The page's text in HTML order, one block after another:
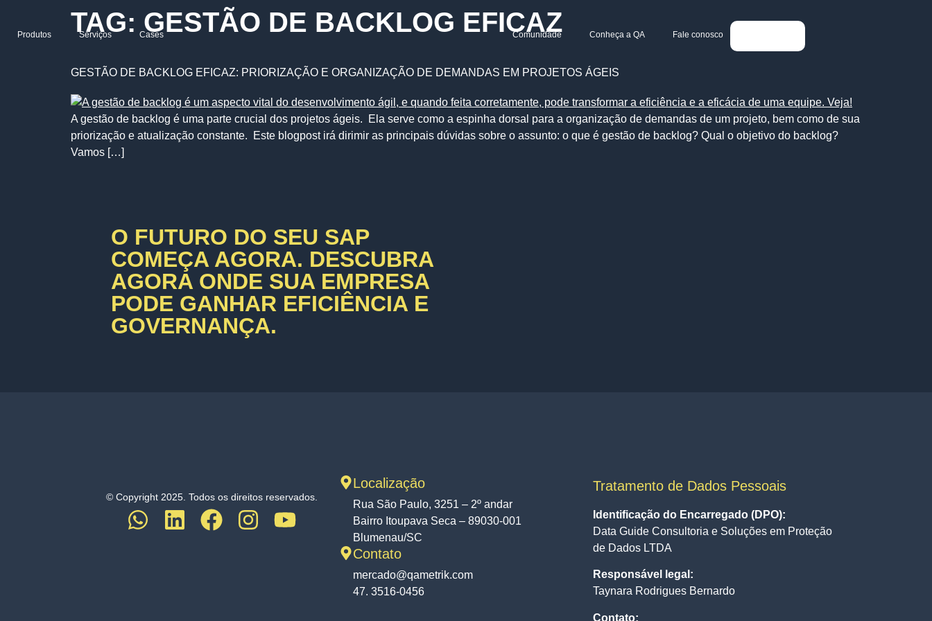
Produtos Serviços Cases Comunidade Conheça a QA Fale conosco
TAG: GESTÃO DE BACKLOG EFICAZ
GESTÃO DE BACKLOG EFICAZ: PRIORIZAÇÃO E ORGANIZAÇÃO DE DEMANDAS EM PROJETOS ÁGEIS
A gestão de backlog é uma parte crucial dos projetos ágeis. Ela serve como a espinha dorsal para a organização de demandas de um projeto, bem como de sua
priorização e atualização constante. Este blogpost irá dirimir as principais dúvidas sobre o assunto: o que é gestão de backlog? Qual o objetivo do backlog?
Vamos […]
O FUTURO DO SEU SAP
COMEÇA AGORA. DESCUBRA
AGORA ONDE SUA EMPRESA
PODE GANHAR EFICIÊNCIA E
GOVERNANÇA.
© Copyright 2025. Todos os direitos reservados.
Localização
Rua São Paulo, 3251 – 2º andar
Bairro Itoupava Seca – 89030-001
Blumenau/SC
Contato
mercado@qametrik.com
47. 3516-0456
Tratamento de Dados Pessoais
Identificação do Encarregado (DPO):
Data Guide Consultoria e Soluções em Proteção
de Dados LTDA
Responsável legal:
Taynara Rodrigues Bernardo
Contato: